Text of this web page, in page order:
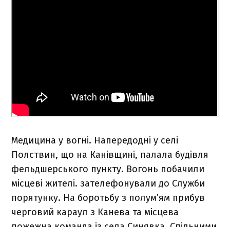
Медицина у вогні. Напередодні у селі
Полствин, що на Канівщині, палала будівля
фельдшерського пункту. Вогонь побачили
місцеві жителі. зателефонували до Служби
порятунку. На боротьбу з полум’ям прибув
черговий караул з Канева та місцева